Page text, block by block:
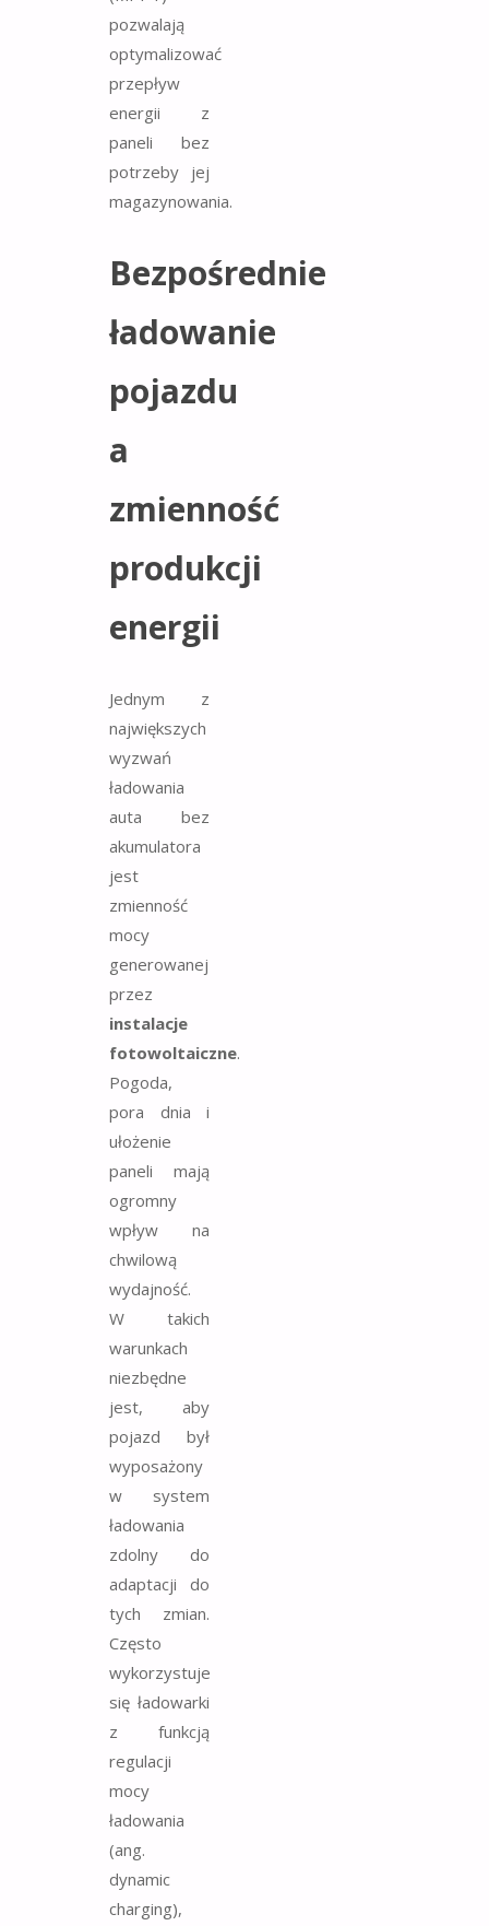
pozwalają
optymalizować
przepływ
energii z
paneli bez
potrzeby jej
magazynowania.
Bezpośrednie
ładowanie
pojazdu
a
zmienność
produkcji
energii
Jednym z
największych
wyzwań
ładowania
auta bez
akumulatora
jest
zmienność
mocy
generowanej
przez
instalacje
fotowoltaiczne.
Pogoda,
pora dnia i
ułożenie
paneli mają
ogromny
wpływ na
chwilową
wydajność.
W takich
warunkach
niezbędne
jest, aby
pojazd był
wyposażony
w system
ładowania
zdolny do
adaptacji do
tych zmian.
Często
wykorzystuje
się ładowarki
z funkcją
regulacji
mocy
ładowania
(ang.
dynamic
charging),